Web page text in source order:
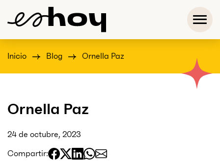
Inicio Blog Ornella Paz
Ornella Paz
24 de octubre, 2023
Compartir: